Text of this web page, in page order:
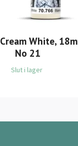
White,
No 21
Slut i lager